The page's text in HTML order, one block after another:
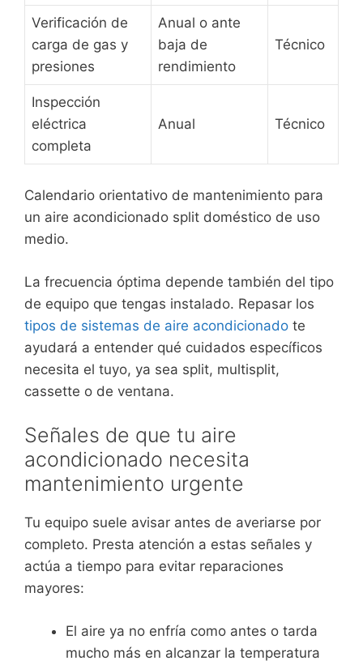
Verificación de
carga de gas y
presiones
Anual o ante
baja de
rendimiento
Técnico
Inspección
eléctrica
completa
Anual Técnico
Calendario orientativo de mantenimiento para
un aire acondicionado split doméstico de uso
medio.
La frecuencia óptima depende también del tipo
de equipo que tengas instalado. Repasar los
tipos de sistemas de aire acondicionado te
ayudará a entender qué cuidados específicos
necesita el tuyo, ya sea split, multisplit,
cassette o de ventana.
Señales de que tu aire
acondicionado necesita
mantenimiento urgente
Tu equipo suele avisar antes de averiarse por
completo. Presta atención a estas señales y
actúa a tiempo para evitar reparaciones
mayores:
El aire ya no enfría como antes o tarda
mucho más en alcanzar la temperatura